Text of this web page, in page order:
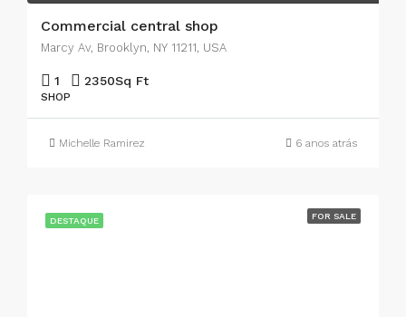
Commercial central shop
Marcy Av, Brooklyn, NY 11211, USA
1 2350Sq Ft
SHOP
Michelle Ramirez 6 anos atrás
DESTAQUE FOR SALE